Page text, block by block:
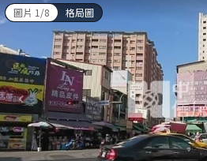
圖片 1/8 格局圖